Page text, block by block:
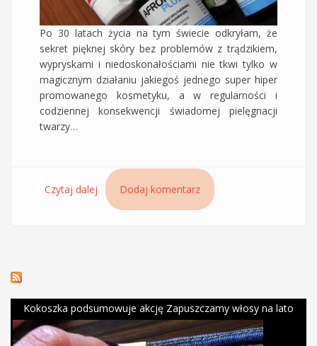
Po 30 latach życia na tym świecie odkryłam, że
sekret pięknej skóry bez problemów z trądzikiem,
wypryskami i niedoskonałościami nie tkwi tylko w
magicznym działaniu jakiegoś jednego super hiper
promowanego kosmetyku, a w regularności i
codziennej konsekwencji świadomej pielęgnacji
twarzy…
Czytaj dalej wpis Cztery tanie produkty, które pomagają mi
na pojedyncze wypryski, pryszcze na twarzy
Dodaj komentarz
Kokoszka podsumowuje akcję Zapuszczamy włosy na lato